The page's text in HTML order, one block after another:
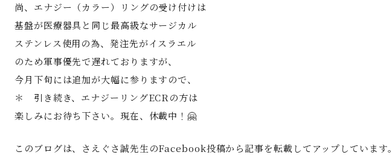
尚、エナジー（カラー）リングの受け付けは
基盤が医療器具と同じ最高級なサージカル
ステンレス使用の為、発注先がイスラエル
のため軍事優先で遅れておりますが、
今月下旬には追加が大幅に参りますので、
＊ 引き続き、エナジーリングECRの方は
楽しみにお待ち下さい。現在、休載中！🤗
このブログは、さえぐさ誠先生のFacebook投稿から記事を転載してアップしています。